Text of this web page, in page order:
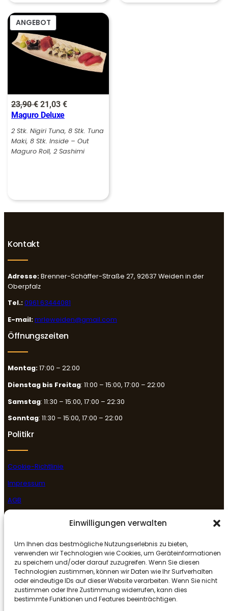
Einwilligungen verwalten
Um Ihnen das bestmögliche Nutzungserlebnis zu bieten,
verwenden wir Technologien wie Cookies, um Geräteinformationen
zu speichern und/oder darauf zuzugreifen. Wenn Sie diesen
Technologien zustimmen, können wir Daten wie Ihr Surfverhalten
oder eindeutige IDs auf dieser Website verarbeiten. Wenn Sie nicht
zustimmen oder Ihre Zustimmung widerrufen, kann dies
bestimmte Funktionen und Features beeinträchtigen.
ANGEBOTPRODUKT
IM
ANGEBOT
23,90€ Ursprünglicher
Preis
war:
23,90 €
21,03€Aktueller
ist:
21,03 €.
Maguro Deluxe
2 Stk. Nigiri Tuna, 8 Stk. Tuna
Maki, 8 Stk. Inside – Out
Maguro Roll, 2 Sashimi
Kontakt
Adresse:Brenner-Schäffer-Straße 27, 92637 Weiden in der
Oberpfalz
Tel.:0961 63444081
E-mail:mrleweiden@gmail.com
Öffnungszeiten
Montag:17:00 – 22:00
Dienstag bis Freitag: 11:00 – 15:00, 17:00 – 22:00
Samstag: 11:30 – 15:00, 17:00 – 22:30
Sonntag: 11:30 – 15:00, 17:00 – 22:00
Politikr
Cookie-Richtlinie
Impressum
AGB
Folge uns
InstagramGoogle